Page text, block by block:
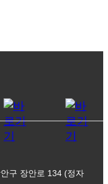
구 장안로 134 (정자